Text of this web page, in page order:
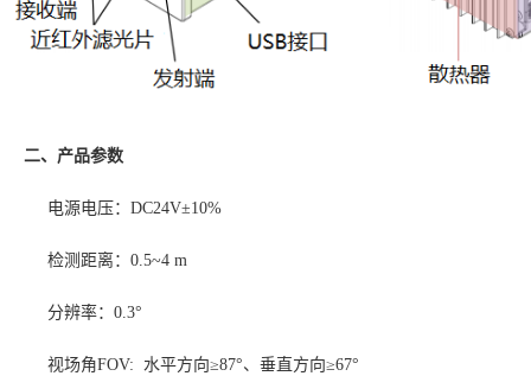
二、产品参数
电源电压：DC24V±10%
检测距离： 0.5~4 m
分辨率： 0.3°
视场角FOV: 水平方向≥87°、垂直方向≥67°